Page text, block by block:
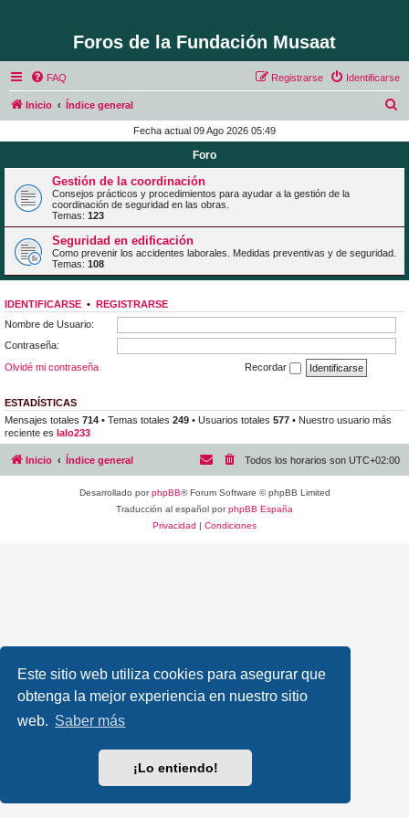
Este sitio web utiliza cookies para asegurar que
obtenga la mejor experiencia en nuestro sitio
web. Saber más
¡Lo entiendo!
Foros de la Fundación Musaat
FAQ Identificarse
Registrarse
Inicio Índice general
c
Fecha actual 09 Ago 2026 05:49
Foro
Gestión de la coordinación
Consejos prácticos y procedimientos para ayudar a la gestión de la
coordinación de seguridad en las obras.
Temas: 123
Seguridad en edificación
Como prevenir los accidentes laborales. Medidas preventivas y de seguridad.
Temas: 108
IDENTIFICARSE • REGISTRARSE
Nombre de Usuario:
Contraseña:
Olvidé mi contraseña
Recordar
ESTADÍSTICAS
Mensajes totales 714 • Temas totales 249 • Usuarios totales 577 • Nuestro usuario más
reciente es lalo233
Inicio Índice general Todos los horarios son UTC+02:00
Desarrollado porphpBB® Forum Software © phpBB Limited
Traducción al español porphpBB España
Privacidad | Condiciones